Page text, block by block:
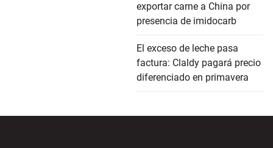
exportar carne a China por
presencia de imidocarb
El exceso de leche pasa
factura: Claldy pagará precio
diferenciado en primavera